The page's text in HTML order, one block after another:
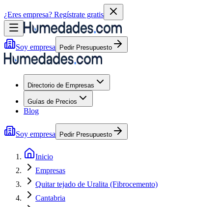
¿Eres empresa? Regístrate gratis
Soy empresa Pedir Presupuesto
Directorio de Empresas
Guías de Precios
Blog
Soy empresa Pedir Presupuesto
Inicio
Empresas
Quitar tejado de Uralita (Fibrocemento)
Cantabria